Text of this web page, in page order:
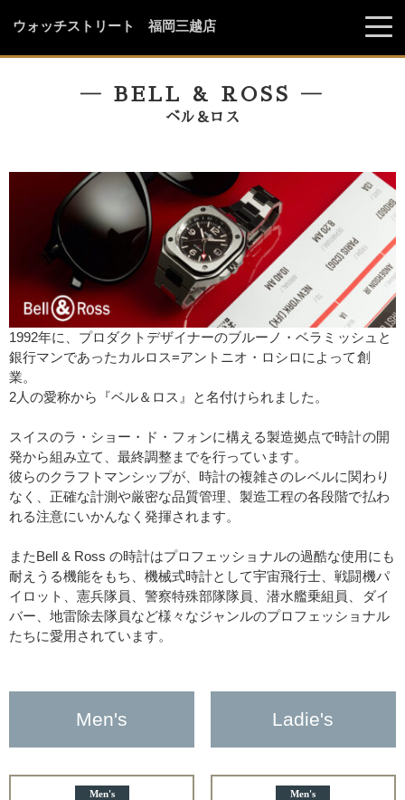
ウォッチストリート 福岡三越店
― BELL & ROSS ―
ベル＆ロス
1992年に、プロダクトデザイナーのブルーノ・ベラミッシュと
銀行マンであったカルロス=アントニオ・ロシロによって創
業。
2人の愛称から『ベル＆ロス』と名付けられました。
スイスのラ・ショー・ド・フォンに構える製造拠点で時計の開
発から組み立て、最終調整までを行っています。
彼らのクラフトマンシップが、時計の複雑さのレベルに関わり
なく、正確な計測や厳密な品質管理、製造工程の各段階で払わ
れる注意にいかんなく発揮されます。
またBell & Ross の時計はプロフェッショナルの過酷な使用にも
耐えうる機能をもち、機械式時計として宇宙飛行士、戦闘機パ
イロット、憲兵隊員、警察特殊部隊隊員、潜水艦乗組員、ダイ
バー、地雷除去隊員など様々なジャンルのプロフェッショナル
たちに愛用されています。
Men's Ladie's
Men's Men's